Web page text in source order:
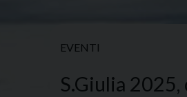
EVENTI
S.Giulia 2025,